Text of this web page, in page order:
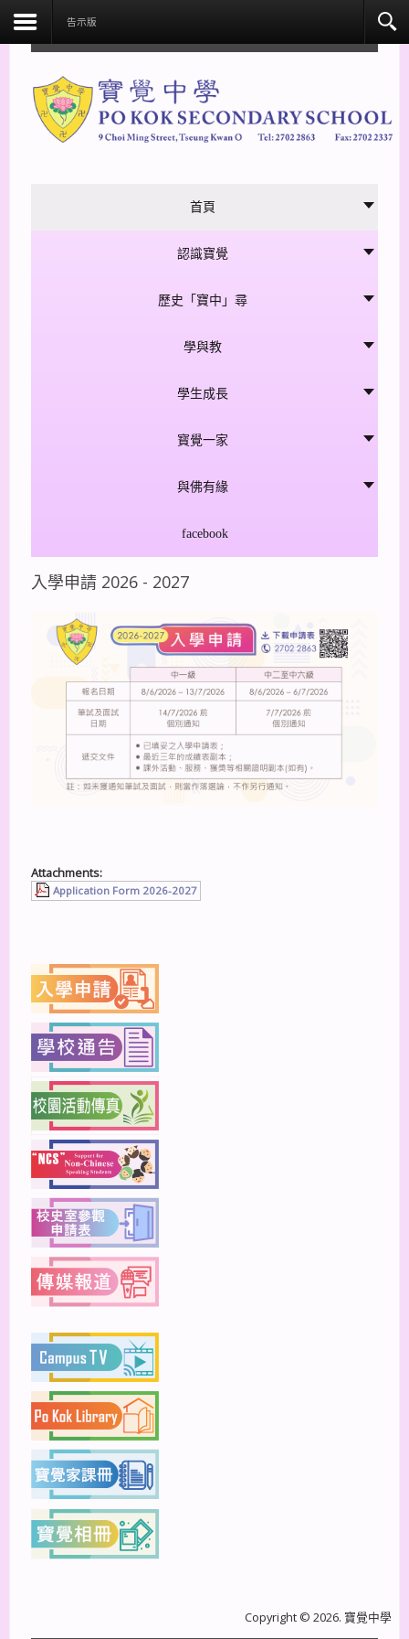
告示版
首頁
認識寶覺
歷史「寶中」尋
學與教
學生成長
寳覺一家
與佛有緣
facebook
入學申請 2026 - 2027
Attachments:
Application Form 2026-2027
Copyright © 2026. 寶覺中學